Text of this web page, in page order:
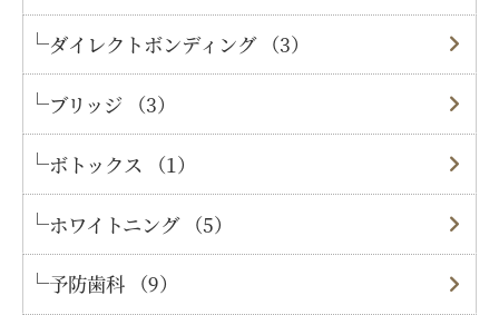
ダイレクトボンディング （3）
ブリッジ （3）
ボトックス （1）
ホワイトニング （5）
予防歯科 （9）